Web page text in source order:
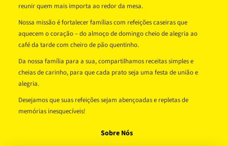
reunir quem mais importa ao redor da mesa.
Nossa missão é fortalecer famílias com refeições caseiras que
aquecem o coração – do almoço de domingo cheio de alegria ao
café da tarde com cheiro de pão quentinho.
Da nossa família para a sua, compartilhamos receitas simples e
cheias de carinho, para que cada prato seja uma festa de união e
alegria.
Desejamos que suas refeições sejam abençoadas e repletas de
memórias inesquecíveis!
Sobre Nós